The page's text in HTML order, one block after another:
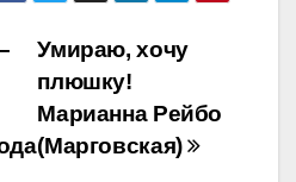
Умираю, хочу
плюшку!
Марианна Рейбо
(Марговская)